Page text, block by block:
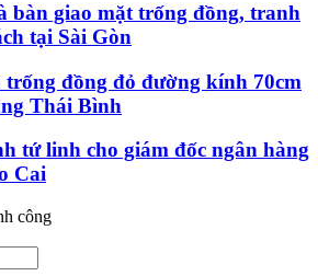
bàn giao mặt trống đồng, tranh
tại Sài Gòn
trống đồng đỏ đường kính 70cm
Thái Bình
tứ linh cho giám đốc ngân hàng
Cai
công